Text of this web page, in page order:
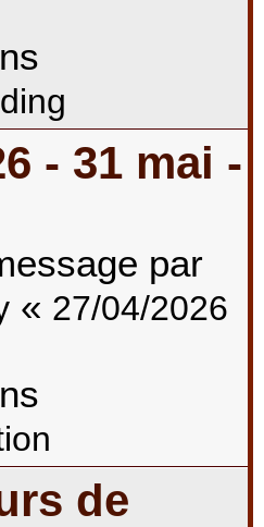
- 31 mai -
par
« 27/04/2026
de